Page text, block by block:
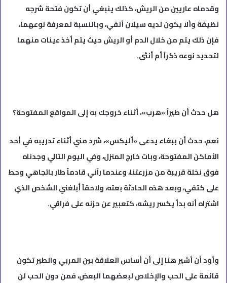
وقدماه عاريين من الريش، كذلك ينبغي أن تكون فتحة شرجه
نظيفة وألا يكون لديه سيلان أنفي، وبالنسبة لمعرفة نوعهما،
فإن ذلك يتم من خلال الدم أو الريش حيث يتم أخذ عينات منهما
لتحديد نوعه ذكراً أم أنثى.
هل حدث أن طيراً «هرب»، أثناء خروجك به إلى المواقع المفتوحة؟
نعم، حدث أن ببغاء يدعى «أليكس»، شرد مني أثناء تدريبه في أحد
الأماكن المفتوحة، وبات خارج المنزل، وفي اليوم التالي وجدناه
فوق نخلة قريبة من مزرعتنا، وعندما رآني قادماً طار باتجاهي وحط
على كتفي، وبعد هذه الحادثة بعته، ولاحقاً أبلغني الشخص الذي
اشتراه أنه بدأ يكسر ريشه، كتعبير عن حزنه على فراقي.
وأود أن أشير هنا إلى أن أساس العلاقة بين المربي والطير تكون
قائمة على الحب والإخلاص لبعضهما البعض، فمن دون الحب لن